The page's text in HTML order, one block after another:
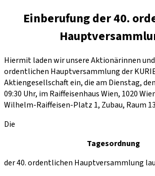
Einberufung der 40.
Hiermit laden wir unsere Aktionärinnen
ordentlichen Hauptversammlung der
Aktiengesellschaft ein, die am Dienstag,
09:30 Uhr, im Raiffeisenhaus Wien, 1020
Wilhelm-Raiffeisen-Platz 1, Zubau, Raum
Die
Tagesordnung
der 40. ordentlichen Hauptversammlung